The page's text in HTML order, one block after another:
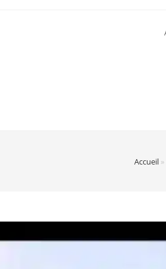
Accueil »